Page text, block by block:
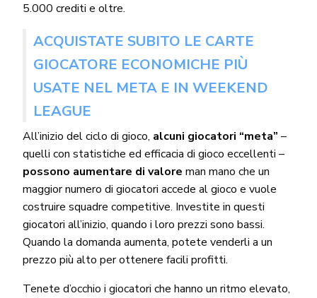
5.000 crediti e oltre.
ACQUISTATE SUBITO LE CARTE
GIOCATORE ECONOMICHE PIÙ
USATE NEL META E IN WEEKEND
LEAGUE
All’inizio del ciclo di gioco, alcuni giocatori “meta” –
quelli con statistiche ed efficacia di gioco eccellenti –
possono aumentare di valore man mano che un
maggior numero di giocatori accede al gioco e vuole
costruire squadre competitive. Investite in questi
giocatori all’inizio, quando i loro prezzi sono bassi.
Quando la domanda aumenta, potete venderli a un
prezzo più alto per ottenere facili profitti.
Tenete d’occhio i giocatori che hanno un ritmo elevato,